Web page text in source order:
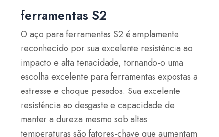
ferramentas S2
O aço para ferramentas S2 é amplamente
reconhecido por sua excelente resistência ao
impacto e alta tenacidade, tornando-o uma
escolha excelente para ferramentas expostas a
estresse e choque pesados. Sua excelente
resistência ao desgaste e capacidade de
manter a dureza mesmo sob altas
temperaturas são fatores-chave que aumentam